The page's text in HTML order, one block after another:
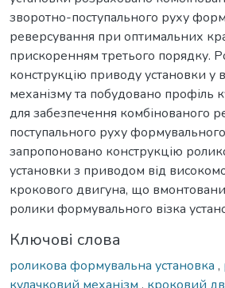
зворотно-поступального руху
реверсування при оптимальних
прискоренням третього порядку.
конструкцію приводу установки у
механізму та побудовано профіль
для забезпечення комбінованого
поступального руху
запропоновано конструкцію
установки з приводом від
крокового двигуна, що
ролики формувального візка
Ключові слова
роликова формувальна установка ,